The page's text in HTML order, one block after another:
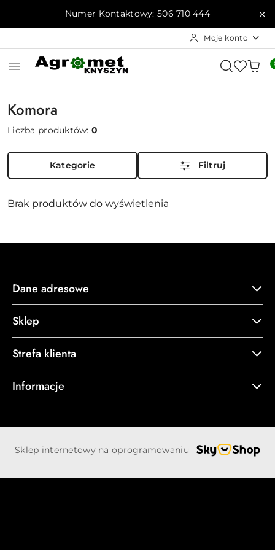
Przejdź do treści głównej
Przejdź do wyszukiwarki
Przejdź do moje konto
Przejdź do menu głównego
Przejdź do stopkiNumer Kontaktowy: 506 710 444
Moje konto
Komora
Liczba produktów:0
Kategorie Filtruj
Brak produktów do wyświetlenia
Dane adresowe
Sklep
Strefa klienta
Informacje
Sklep internetowy na oprogramowaniu